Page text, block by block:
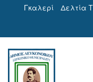
Γκαλερί Δελτία